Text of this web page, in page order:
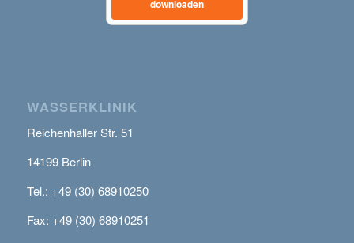
downloaden
WASSERKLINIK
Reichenhaller Str. 51
14199 Berlin
Tel.: +49 (30) 68910250
Fax: +49 (30) 68910251